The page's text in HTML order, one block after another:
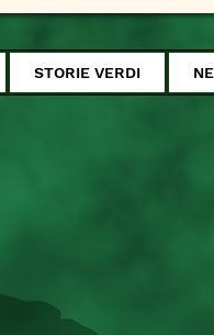
STORIE VERDI